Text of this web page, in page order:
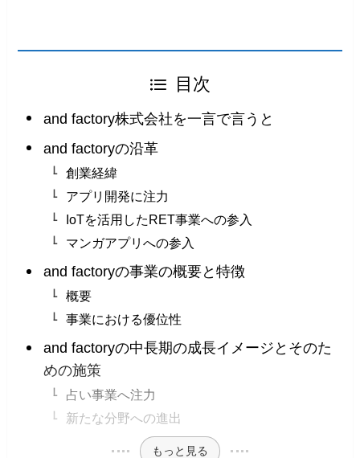
目次
and factory株式会社を一言で言うと
and factoryの沿革
創業経緯
アプリ開発に注力
IoTを活用したRET事業への参入
マンガアプリへの参入
and factoryの事業の概要と特徴
概要
事業における優位性
and factoryの中長期の成長イメージとそのた
めの施策
占い事業へ注力
新たな分野への進出
もっと見る